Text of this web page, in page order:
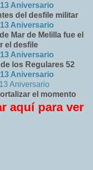
del desfile militar
Mar de Melilla fue el
el desfile
los Regulares 52
el momento
aquí para ver